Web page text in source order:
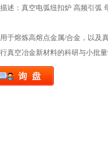
描述：真空电弧纽扣炉 高频引弧
用于熔炼高熔点金属/合金，以及
行真空冶金新材料的科研与小批